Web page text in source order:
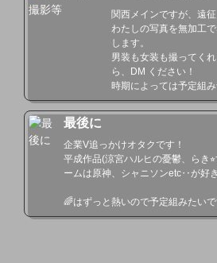
関西メインですが、遠
わたしの写真を無加工
します。
男装も女装も撮ってく
ら、DM ください！
時期によっては予定組
最後に
企業V追っかけオタクです！
平成作品(涼宮ハルヒの憂鬱、らき
ームは原神、シャニソンetc‥が好
🌈はずっと熱いので予定組みたいで